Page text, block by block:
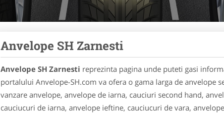
Anvelope SH Zarnesti
Anvelope SH Zarnesti reprezinta pagina unde puteti gasi
portalului Anvelope-SH.com va ofera o gama larga de anvelope
vanzare anvelope, anvelope de iarna, cauciuri second hand,
cauciucuri de iarna, anvelope ieftine, cauciucuri de vara,